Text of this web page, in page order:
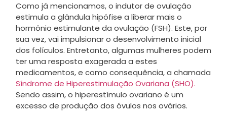
Como já mencionamos, o indutor de ovulação
estimula a glândula hipófise a liberar mais o
hormônio estimulante da ovulação (FSH). Este, por
sua vez, vai impulsionar o desenvolvimento inicial
dos folículos. Entretanto, algumas mulheres podem
ter uma resposta exagerada a estes
medicamentos, e como consequência, a chamada
Síndrome de Hiperestimulação Ovariana (SHO).
Sendo assim, o hiperestímulo ovariano é um
excesso de produção dos óvulos nos ovários.